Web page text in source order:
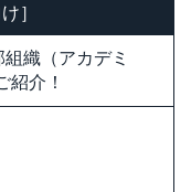
］
織（アカデミ
紹介！